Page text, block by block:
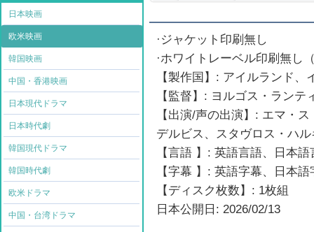
日本映画
欧米映画
韓国映画
中国・香港映画
日本現代ドラマ
日本時代劇
韓国現代ドラマ
韓国時代劇
欧米ドラマ
中国・台湾ドラマ
·ジャケット印刷無し
·ホワイトレーベル印刷無し
【製作国】: アイルランド
【監督】: ヨルゴス・ランテ
【出演/声の出演】: エマ・
デルビス、スタヴロス・ハ
【言語 】: 英語言語、日本語
【字幕 】: 英語字幕、日本語
【ディスク枚数】: 1枚組
日本公開日: 2026/02/13